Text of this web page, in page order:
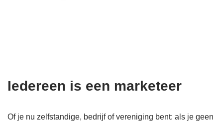
Iedereen is een marketeer
Of je nu zelfstandige, bedrijf of vereniging bent: als je geen